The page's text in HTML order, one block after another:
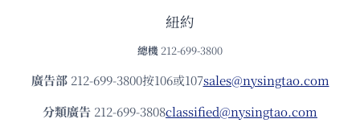
紐約
總機 212-699-3800
廣告部212-699-3800按106或107sales@nysingtao.com
分類廣告 212-699-3808classified@nysingtao.com